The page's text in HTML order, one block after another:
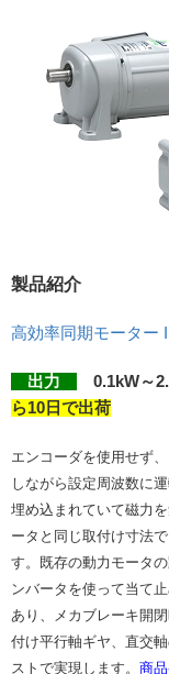
製品紹介
高効率同期モータ
出力 0.1kW～
ら10日で出荷
エンコーダを使用せず
しながら設定周波数に
埋め込まれていて磁力
ータと同じ取付け寸法
す。既存の動力モータ
ンバータを使って当て
あり、メカブレーキ開
付け平行軸ギヤ、直交
ストで実現します。 商